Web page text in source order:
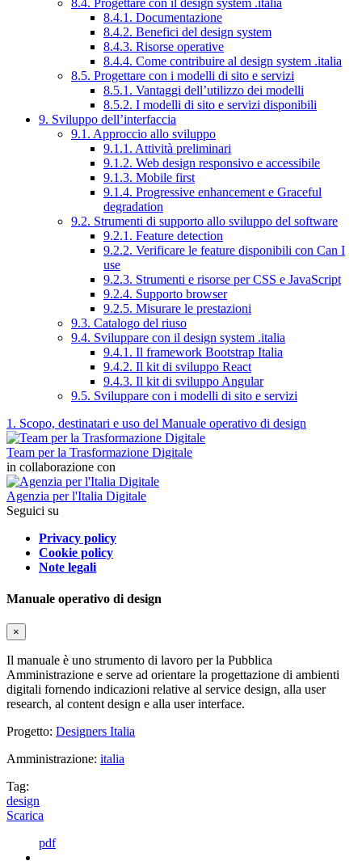
8.4.1. Documentazione
8.4.2. Benefici del design system
8.4.3. Risorse operative
8.4.4. Come contribuire al design system .italia
8.5. Progettare con i modelli di sito e servizi
8.5.1. Vantaggi dell’utilizzo dei modelli
8.5.2. I modelli di sito e servizi disponibili
9. Sviluppo dell’interfaccia
9.1. Approccio allo sviluppo
9.1.1. Attività preliminari
9.1.2. Web design responsivo e accessibile
9.1.3. Mobile first
9.1.4. Progressive enhancement e Graceful
degradation
9.2. Strumenti di supporto allo sviluppo del software
9.2.1. Feature detection
9.2.2. Verificare le feature disponibili con Can I
use
9.2.3. Strumenti e risorse per CSS e JavaScript
9.2.4. Supporto browser
9.2.5. Misurare le prestazioni
9.3. Catalogo del riuso
9.4. Sviluppare con il design system .italia
9.4.1. Il framework Bootstrap Italia
9.4.2. Il kit di sviluppo React
9.4.3. Il kit di sviluppo Angular
9.5. Sviluppare con i modelli di sito e servizi
1. Scopo, destinatari e uso del Manuale operativo di design
Team per la Trasformazione Digitale
in collaborazione con
Agenzia per l'Italia Digitale
Seguici su
Privacy policy
Cookie policy
Note legali
Manuale operativo di design
×
Il manuale è uno strumento di lavoro per la Pubblica
Amministrazione e serve ad orientare la progettazione di ambienti
digitali fornendo indicazioni relative al service design, alla user
research, al content design e alla user interface.
Progetto: Designers Italia
Amministrazione: italia
Tag:
design
Scarica
pdf